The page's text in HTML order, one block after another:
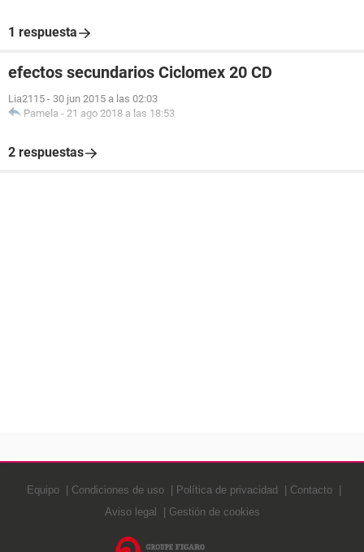
1 respuesta
efectos secundarios Ciclomex 20 CD
Lia2115 - 30 jun 2015 a las 02:03
Pamela - 21 ago 2018 a las 18:53
2 respuestas
Equipo Condiciones de uso Política de privacidad
Contacto
Aviso legal
Gestión de cookies